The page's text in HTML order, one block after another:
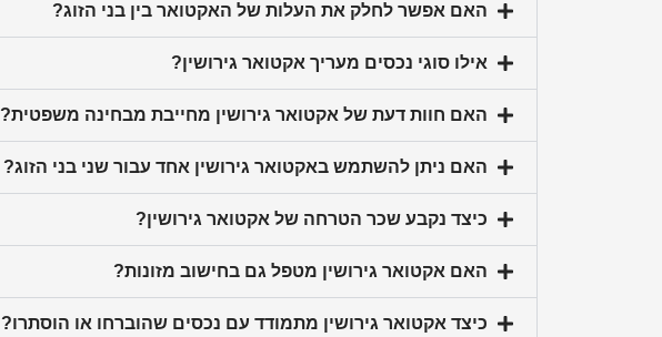
האם אפשר לחלק את העלות של האקטואר בין בני הזוג?
אילו סוגי נכסים מעריך אקטואר גירושין?
האם חוות דעת של אקטואר גירושין מחייבת מבחינה משפטית?
האם ניתן להשתמש באקטואר גירושין אחד עבור שני בני הזוג?
כיצד נקבע שכר הטרחה של אקטואר גירושין?
האם אקטואר גירושין מטפל גם בחישוב מזונות?
כיצד אקטואר גירושין מתמודד עם נכסים שהוברחו או הוסתרו?